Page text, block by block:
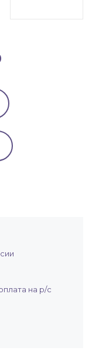
на р/с